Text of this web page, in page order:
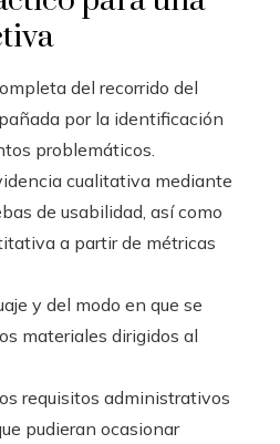
del recorrido del
por la identificación
problemáticos.
cualitativa mediante
de usabilidad, así como
a partir de métricas
y del modo en que se
materiales dirigidos al
requisitos administrativos
pudieran ocasionar